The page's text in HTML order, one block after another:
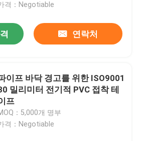
격：Negotiable
연락처
이프 바닥 경고를 위한 ISO9001
밀리미터 전기적 PVC 접착 테
프
：5,000개 명부
격：Negotiable